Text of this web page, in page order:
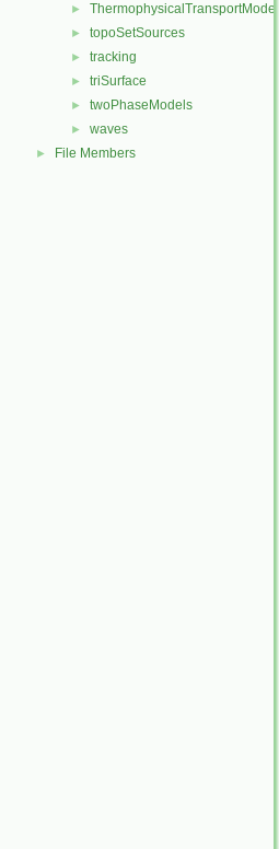
► ThermophysicalTransportModels
► topoSetSources
► tracking
► triSurface
► twoPhaseModels
► waves
► File Members